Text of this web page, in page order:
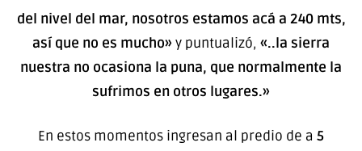
del nivel del mar, nosotros estamos acá a 240 mts,
así que no es mucho»y puntualizó, «..la sierra
nuestra no ocasiona la puna, que normalmente la
sufrimos en otros lugares.»
En estos momentos ingresan al predio de a 5